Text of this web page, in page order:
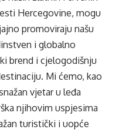
Hercegovine, mogu
promoviraju našu
i globalno
brend i cjelogodišnju
Mi ćemo, kao
vjetar u leđa
njihovim uspjesima
turistički i uopće